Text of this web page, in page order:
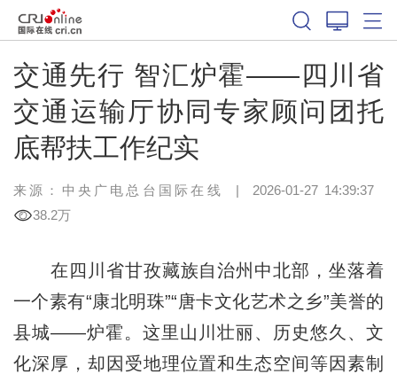
交通先行 智汇炉霍——四川省
交通运输厅协同专家顾问团托
底帮扶工作纪实
来源：中央广电总台国际在线 | 2026-01-27 14:39:37
38.2万
在四川省甘孜藏族自治州中北部，坐落着
一个素有“康北明珠”“唐卡文化艺术之乡”美誉的
县城——炉霍。这里山川壮丽、历史悠久、文
化深厚，却因受地理位置和生态空间等因素制